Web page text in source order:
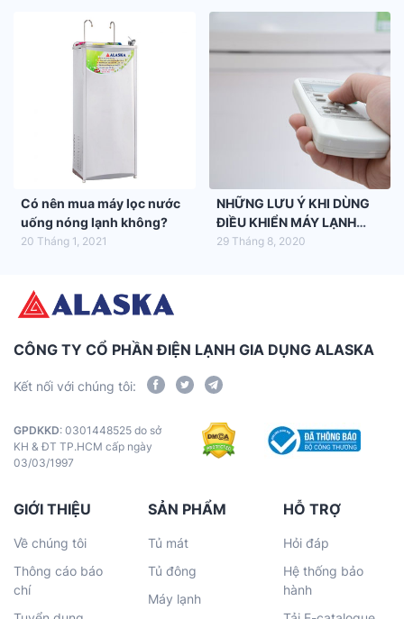
Có nên mua máy lọc nước
uống nóng lạnh không?
20 Tháng 1, 2021
NHỮNG LƯU Ý KHI DÙNG
ĐIỀU KHIỂN MÁY LẠNH
ALASKA
29 Tháng 8, 2020
CÔNG TY CỔ PHẦN ĐIỆN LẠNH GIA DỤNG ALASKA
Kết nối với chúng tôi:
GPDKKD: 0301448525 do sở
KH & ĐT TP.HCM cấp ngày
03/03/1997
GIỚI THIỆU
Về chúng tôi
Thông cáo báo
chí
SẢN PHẨM
Tủ mát
Tủ đông
Máy lạnh
HỖ TRỢ
Hỏi đáp
Hệ thống bảo
hành